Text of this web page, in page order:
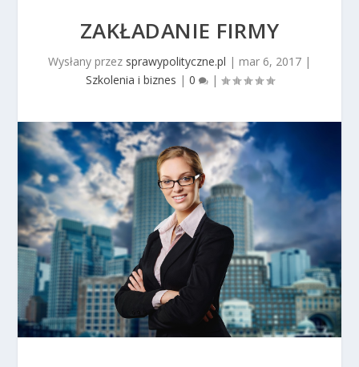
ZAKŁADANIE FIRMY
Wysłany przez sprawypolityczne.pl | mar 6, 2017 |
Szkolenia i biznes | 0 |